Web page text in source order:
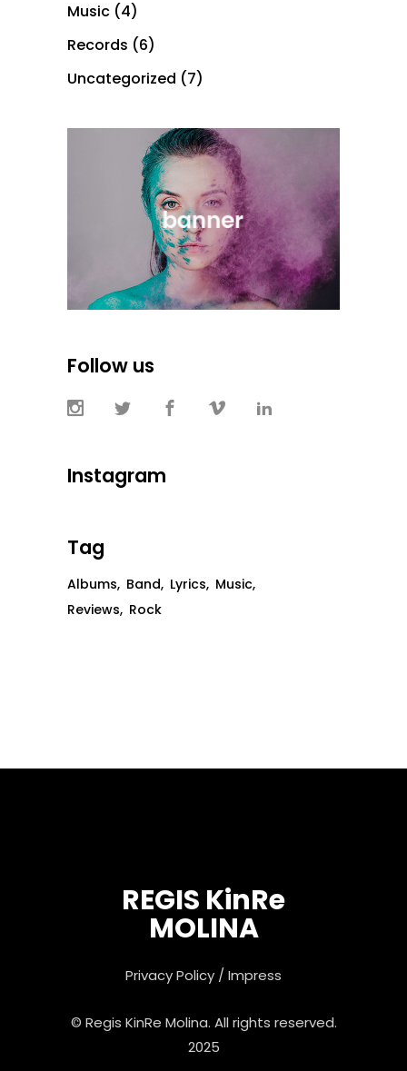
Music (4)
Records (6)
Uncategorized (7)
Follow us
Instagram
Tag
Albums Band Lyrics Music
Reviews Rock
REGIS KinRe
MOLINA
Privacy Policy / Impress
© Regis KinRe Molina. All rights reserved.
2025